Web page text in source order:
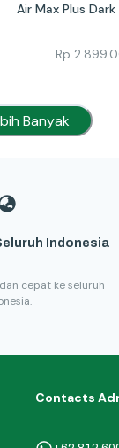
Air Max Plus
Rp
Banyak
Indonesia
cepat ke seluruh
Contacts